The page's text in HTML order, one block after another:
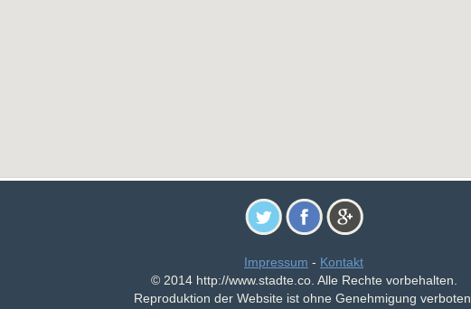
Impressum - Kontakt
© 2014 http://www.stadte.co. Alle Rechte vorbehalten.
Reproduktion der Website ist ohne Genehmigung verboten.